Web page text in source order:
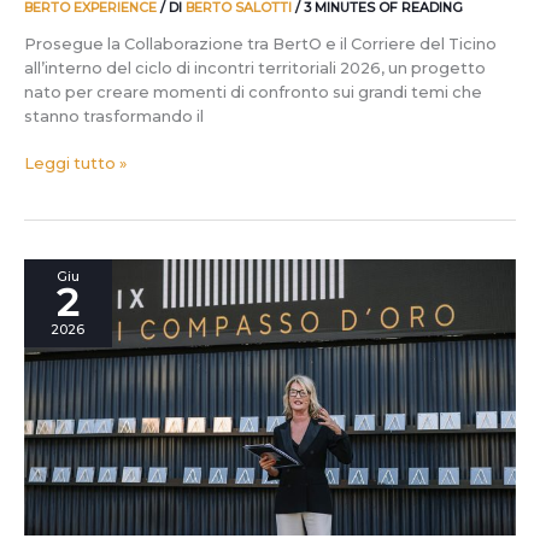
BERTO EXPERIENCE / DI BERTO SALOTTI /3 MINUTES OF READING
Prosegue la Collaborazione tra BertO e il Corriere del Ticino
all’interno del ciclo di incontri territoriali 2026, un progetto
nato per creare momenti di confronto sui grandi temi che
stanno trasformando il
Leggi tutto »
Giu
2
2026
Compasso
d’Oro
e
risposte
per
tutti
amanti
Design